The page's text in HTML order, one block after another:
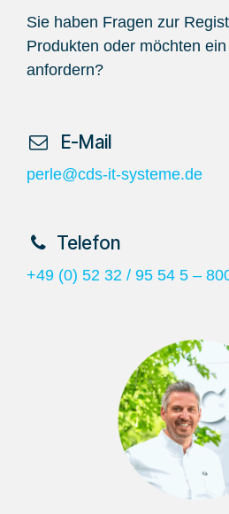
Sie haben Fragen zur
Produkten oder möchten
anfordern?
​ E-Mail
perle@cds-it-systeme.de
​Telefon
+49 (0) 52 32 / 95 54 5 –